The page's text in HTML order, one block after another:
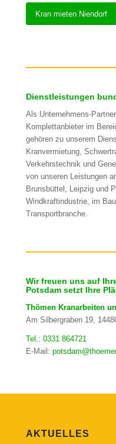
Kran mieten Niendorf
Dienstleistungen
Als Unternehmens-
Komplettanbieter im
gehören zu unserem
Kranvermietung,
Verkehrstechnik und
von unseren Leistungen
Brunsbüttel, Leipzig und
Windkraftindustrie, im
Transportbranche.
Wir freuen uns auf
Potsdam setzt Ihre
Thömen Kranarbeiten
Am Silbergraben 19,
Tel.: 0331 864721
E-Mail:
AKTUELLES